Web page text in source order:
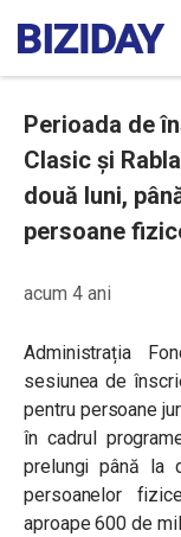
Perioada de
Clasic și
două luni,
persoane
acum 4 ani
Administrația
sesiunea de
pentru persoane
în cadrul
prelungi până la
persoanelor
aproape 600 de